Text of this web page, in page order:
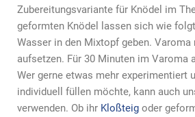
Zubereitungsvariante für Knödel im
geformten Knödel lassen sich wie
Wasser in den Mixtopf geben. Varoma
aufsetzen. Für 30 Minuten im Varoma
Wer gerne etwas mehr experimentiert
individuell füllen möchte, kann auch
verwenden. Ob ihr Kloßteig oder